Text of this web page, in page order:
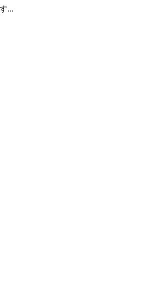
...